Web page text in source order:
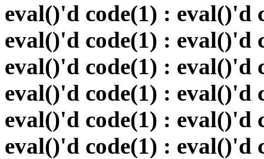
eval()'d code(1) : eval()'d
eval()'d code(1) : eval()'d
eval()'d code(1) : eval()'d
eval()'d code(1) : eval()'d
eval()'d code(1) : eval()'d
eval()'d code(1) : eval()'d